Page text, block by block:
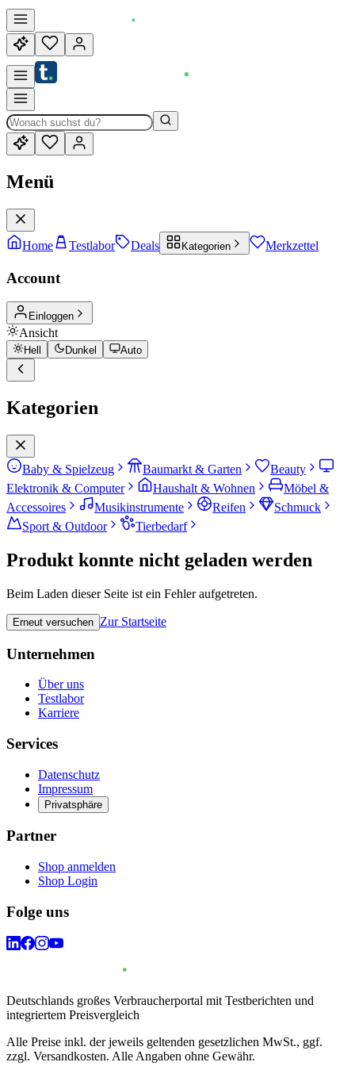
Menü
Home Testlabor Deals Kategorien Merkzettel
Account
Einloggen
Ansicht
Hell Dunkel Auto
Kategorien
Baby & Spielzeug Baumarkt & Garten
Beauty
Elektronik & Computer
Haushalt & Wohnen
Möbel &
Accessoires
Musikinstrumente Reifen
Schmuck
Sport & Outdoor
Tierbedarf
Produkt konnte nicht geladen werden
Beim Laden dieser Seite ist ein Fehler aufgetreten.
Erneut versuchen Zur Startseite
Unternehmen
Über uns
Testlabor
Karriere
Services
Datenschutz
Impressum
Privatsphäre
Partner
Shop anmelden
Shop Login
Folge uns
Deutschlands großes Verbraucherportal mit Testberichten und
integriertem Preisvergleich
Alle Preise inkl. der jeweils geltenden gesetzlichen MwSt., ggf.
zzgl. Versandkosten. Alle Angaben ohne Gewähr.